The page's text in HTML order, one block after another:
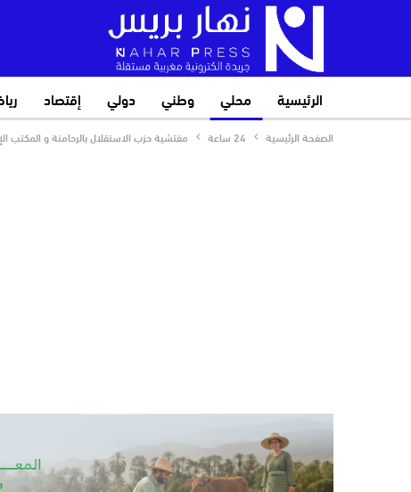
الرئيسية محلي وطني دولي إقتصاد
الصفحة الرئيسية 24 ساعة مفتشية حزب الاستقلال بالرحامنة و المكتب